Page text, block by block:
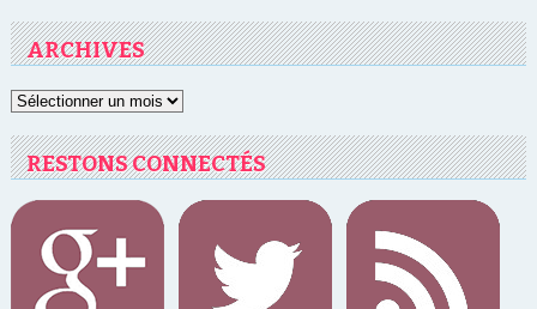
ARCHIVES
Archives
RESTONS CONNECTÉS